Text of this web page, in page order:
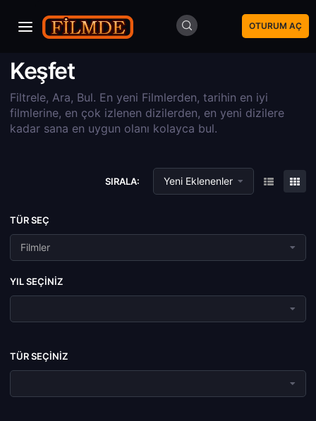
OTURUM AÇ
Keşfet
Filtrele, Ara, Bul. En yeni Filmlerden, tarihin en iyi
filmlerine, en çok izlenen dizilerden, en yeni dizilere
kadar sana en uygun olanı kolayca bul.
SIRALA: Yeni Eklenenler
TÜR SEÇ
Filmler
YIL SEÇINIZ
TÜR SEÇINIZ